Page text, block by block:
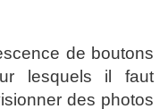
de boutons
lesquels il faut
des photos